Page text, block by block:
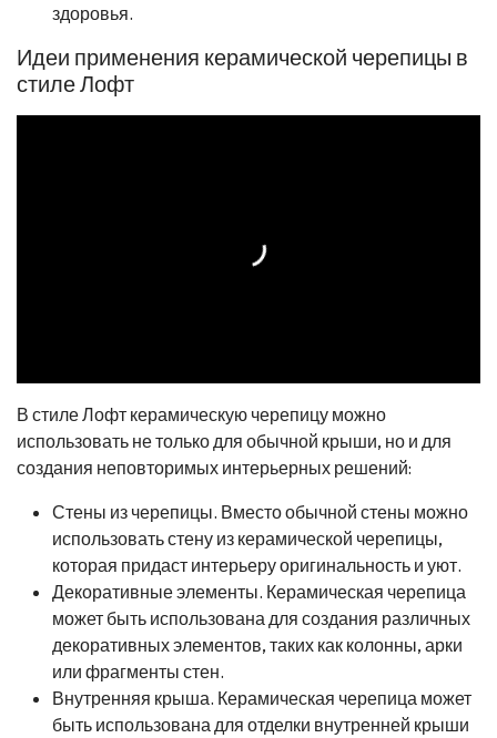
здоровья.
Идеи применения керамической черепицы в
стиле Лофт
В стиле Лофт керамическую черепицу можно
использовать не только для обычной крыши, но и для
создания неповторимых интерьерных решений:
Стены из черепицы. Вместо обычной стены можно
использовать стену из керамической черепицы,
которая придаст интерьеру оригинальность и уют.
Декоративные элементы. Керамическая черепица
может быть использована для создания различных
декоративных элементов, таких как колонны, арки
или фрагменты стен.
Внутренняя крыша. Керамическая черепица может
быть использована для отделки внутренней крыши